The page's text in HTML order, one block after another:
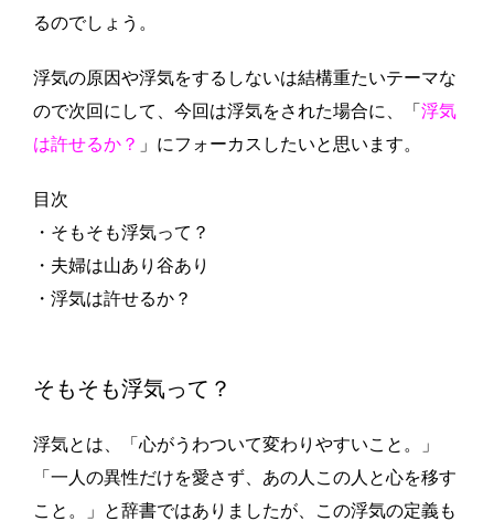
るのでしょう。
浮気の原因や浮気をするしないは結構重たいテーマな
ので次回にして、今回は浮気をされた場合に、「 浮気
は許せるか？ 」にフォーカスしたいと思います。
目次
・そもそも浮気って？
・夫婦は山あり谷あり
・浮気は許せるか？
そもそも浮気って？
浮気とは、「心がうわついて変わりやすいこと。」
「一人の異性だけを愛さず、あの人この人と心を移す
こと。」と辞書ではありましたが、この浮気の定義も